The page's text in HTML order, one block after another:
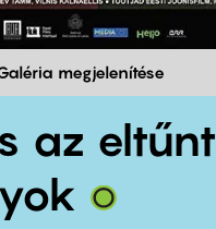
megjelenítése
az eltűnt